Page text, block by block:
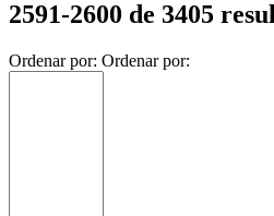
2591-2600 de 3405
Ordenar por: Ordenar por: